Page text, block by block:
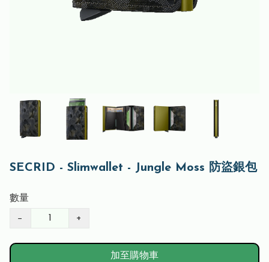
SECRID - Slimwallet - Jungle Moss 防盜銀包
數量
− +
加至購物車